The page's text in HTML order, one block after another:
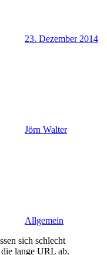
23. Dezember 2014
Jörn Walter
Allgemein
sich schlecht
lange URL ab.